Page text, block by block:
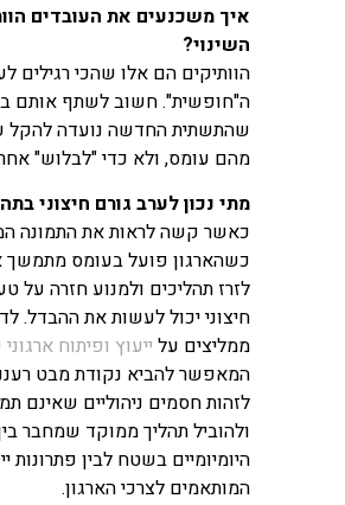
איך משכנעים את העובדים
השינוי?
הוותיקים הם אלו שהכי רגילים
ה"חופשית". חשוב לשתף אותם
שהתשתית החדשה נועדה להקל
מהם עומס, ולא כדי "לבלוש"
מתי נכון לערב גורם חיצוני
כאשר קשה לראות את התמונה
כשהארגון פועל בעומס מתמשך
לזרז תהליכים ולמנוע חזרה על
חיצוני יכול לעשות את ההבדל.
ממליצים על ייעוץ ופיתוח
המאפשר להביא נקודת מבט
לזהות חסמים ניהוליים שאינם
ולהוביל תהליך ממוקד שמחבר
היומיומיים בשטח לבין פתרונות
המותאמים לצרכי הארגון.